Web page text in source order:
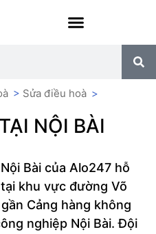
> Sửa điều hoà >
NỘI BÀI
Bài của Alo247 hỗ
khu vực đường Võ
Cảng hàng không
nghiệp Nội Bài. Đội